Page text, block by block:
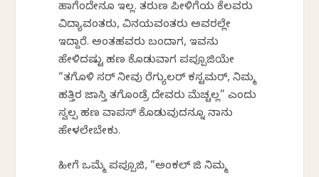
ಹಾಗೆಂದೇನೂ ಇಲ್ಲ. ತರುಣ ಪೀಳಿಗೆಯ ಕೆಲವರು
ವಿದ್ಯಾವಂತರು, ವಿನಯವಂತರು ಅವರಲ್ಲೇ
ಇದ್ದಾರೆ. ಅಂತಹವರು ಬಂದಾಗ, ಇವನು
ಹೇಳಿದಷ್ಟು ಹಣ ಕೊಡುವಾಗ ಪಪ್ಪೂಜಿಯೇ
“ತಗೊಳಿ ಸರ್ ನೀವು ರೆಗ್ಯುಲರ್ ಕಸ್ಟಮರ್, ನಿಮ್ಮ
ಹತ್ತಿರ ಜಾಸ್ತಿ ತಗೊಂಡ್ರೆ ದೇವರು ಮೆಚ್ಚಲ್ಲ” ಎಂದು
ಸ್ವಲ್ಪ ಹಣ ವಾಪಸ್ ಕೊಡುವುದನ್ನೂ ನಾನು
ಹೇಳಲೇಬೇಕು.
ಹೀಗೆ ಒಮ್ಮೆ ಪಪ್ಪೂಜಿ, “ಅಂಕಲ್ ಜಿ ನಿಮ್ಮ